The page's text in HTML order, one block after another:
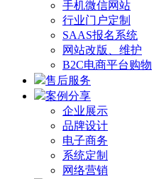
手机微信网站
行业门户定制
SAAS报名系统
网站改版、维护
B2C电商平台购物
售后服务
案例分享
企业展示
品牌设计
电子商务
系统定制
网络营销